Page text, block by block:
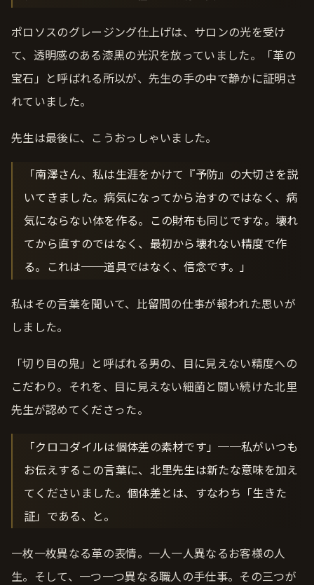
ポロソスのグレージング仕上げは、サロンの光を受け
て、透明感のある漆黒の光沢を放っていました。「革の
宝石」と呼ばれる所以が、先生の手の中で静かに証明さ
れていました。
先生は最後に、こうおっしゃいました。
「南澤さん、私は生涯をかけて『予防』の大切さを説
いてきました。病気になってから治すのではなく、病
気にならない体を作る。この財布も同じですな。壊れ
てから直すのではなく、最初から壊れない精度で作
る。これは──道具ではなく、信念です。」
私はその言葉を聞いて、比留間の仕事が報われた思いが
しました。
「切り目の鬼」と呼ばれる男の、目に見えない精度への
こだわり。それを、目に見えない細菌と闘い続けた北里
先生が認めてくださった。
「クロコダイルは個体差の素材です」──私がいつも
お伝えするこの言葉に、北里先生は新たな意味を加え
てくださいました。個体差とは、すなわち「生きた
証」である、と。
一枚一枚異なる革の表情。一人一人異なるお客様の人
生。そして、一つ一つ異なる職人の手仕事。その三つが